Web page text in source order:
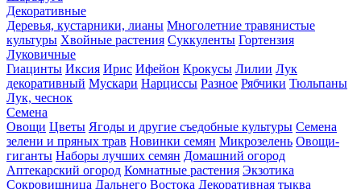
Декоративные
Деревья, кустарники, лианы Многолетние травянистые
культуры Хвойные растения Суккуленты Гортензия
Луковичные
Гиацинты Иксия Ирис Ифейон Крокусы Лилии Лук
декоративный Мускари Нарциссы Разное Рябчики Тюльпаны
Лук, чеснок
Семена
Овощи Цветы Ягоды и другие съедобные культуры Семена
зелени и пряных трав Новинки семян Микрозелень Овощи-
гиганты Наборы лучших семян Домашний огород
Аптекарский огород Комнатные растения Экзотика
Сокровищница Дальнего Востока Декоративная тыква